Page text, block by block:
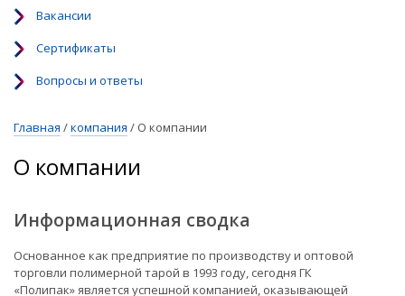
Вакансии
Сертификаты
Вопросы и ответы
Главная /компания / О компании
О компании
Информационная сводка
Основанное как предприятие по производству и оптовой
торговли полимерной тарой в 1993 году, сегодня ГК
«Полипак» является успешной компанией, оказывающей